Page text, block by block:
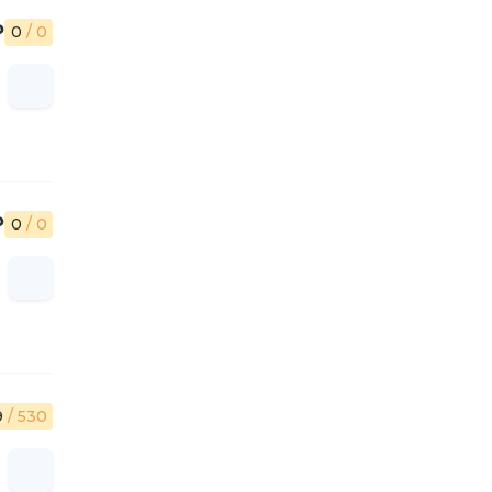
0 / 0
0 / 0
/ 530